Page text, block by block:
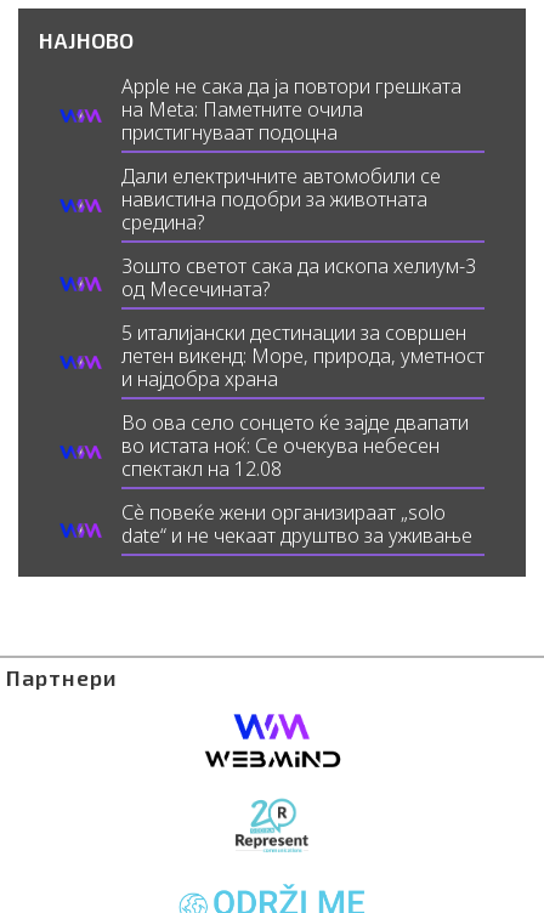
НАЈНОВО
Apple не сака да ја повтори грешката
на Meta: Паметните очила
пристигнуваат подоцна
Дали електричните автомобили се
навистина подобри за животната
средина?
Зошто светот сака да ископа хелиум-3
од Месечината?
5 италијански дестинации за совршен
летен викенд: Море, природа, уметност
и најдобра храна
Во ова село сонцето ќе зајде двапати
во истата ноќ: Се очекува небесен
спектакл на 12.08
Сè повеќе жени организираат „solo
date“ и не чекаат друштво за уживање
Партнери